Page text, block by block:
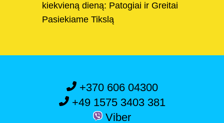
kiekvieną dieną: Patogiai ir Greitai
Pasiekiame Tikslą
+370 606 04300
+49 1575 3403 381
Viber